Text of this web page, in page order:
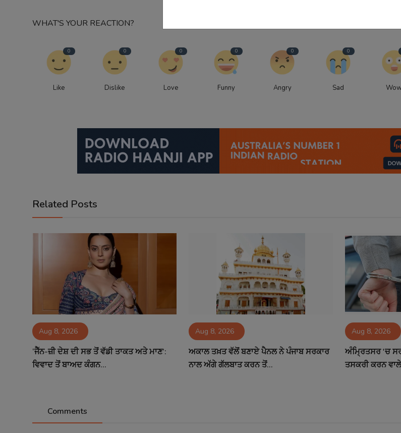
WHAT'S YOUR REACTION?
0
Like
0
Dislike
0
Love
0
Funny
0
Angry
0
Sad
Related Posts
Aug 8, 2026
‘ਜੈੱਨ-ਜ਼ੀ ਦੇਸ਼ ਦੀ ਸਭ ਤੋਂ ਵੱਡੀ ਤਾਕਤ ਅਤੇ ਮਾਣ’:
ਵਿਵਾਦ ਤੋਂ ਬਾਅਦ ਕੰਗਨ...
Aug 8, 2026
ਅਕਾਲ ਤਖ਼ਤ ਵੱਲੋਂ ਬਣਾਏ ਪੈਨਲ ਨੇ ਪੰਜਾਬ ਸਰਕਾਰ
ਨਾਲ ਅੱਗੇ ਗੱਲਬਾਤ ਕਰਨ ਤੋਂ...
Aug 8, 2026
ਅੰਮ੍ਰਿਤਸਰ 'ਚ
ਤਸਕਰੀ ਕਰਨ
Comments